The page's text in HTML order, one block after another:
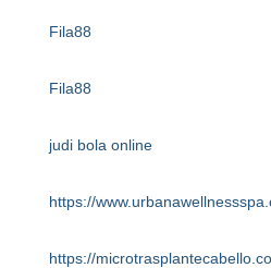
Fila88
Fila88
judi bola online
https://
https://